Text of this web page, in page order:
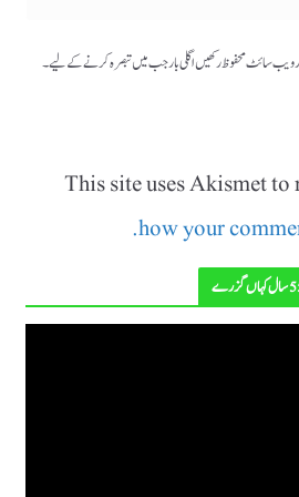
ویب سائٹ محفوظ رکھیں اگلی بار جب میں تبصرہ کرنے کےلیے۔
This site uses Akismet to
how your